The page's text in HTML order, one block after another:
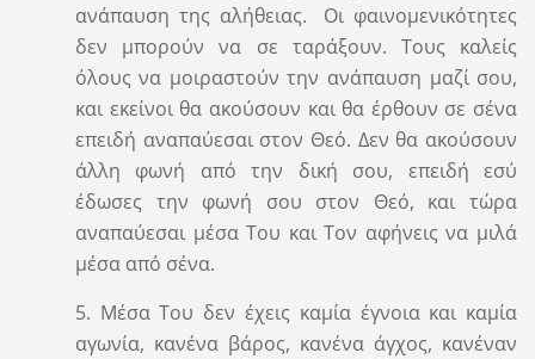
ανάπαυση της αλήθειας.
Οι φαινομενικότητες
δεν μπορούν να σε ταράξουν. Τους καλείς
όλους να μοιραστούν την ανάπαυση μαζί σου,
και εκείνοι θα ακούσουν και θα έρθουν σε σένα
επειδή αναπαύεσαι στον Θεό. Δεν θα ακούσουν
άλλη φωνή από την δική σου, επειδή εσύ
έδωσες την φωνή σου στον Θεό, και τώρα
αναπαύεσαι μέσα Του και Τον αφήνεις να μιλά
μέσα από σένα.
5. Μέσα Του δεν έχεις καμία έγνοια και καμία
αγωνία, κανένα βάρος, κανένα άγχος, κανέναν